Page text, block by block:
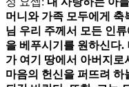
머니와 가족 모두에게 축
님 우리 주께서 모든 인
을 베푸시기를 원하신다.
가 여기 땅에서 아버지로
마음의 헌신을 퍼뜨려